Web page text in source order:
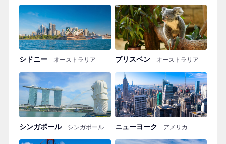
シドニー オーストラリア ブリスベン オーストラリア
シンガポール シンガポール ニューヨーク アメリカ